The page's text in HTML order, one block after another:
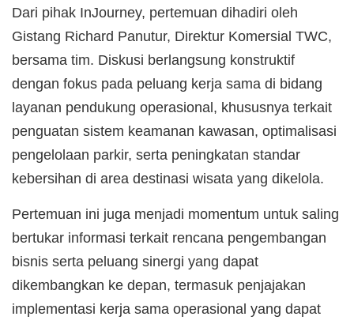
Dari pihak InJourney, pertemuan dihadiri oleh
Gistang Richard Panutur, Direktur Komersial TWC,
bersama tim. Diskusi berlangsung konstruktif
dengan fokus pada peluang kerja sama di bidang
layanan pendukung operasional, khususnya terkait
penguatan sistem keamanan kawasan, optimalisasi
pengelolaan parkir, serta peningkatan standar
kebersihan di area destinasi wisata yang dikelola.
Pertemuan ini juga menjadi momentum untuk saling
bertukar informasi terkait rencana pengembangan
bisnis serta peluang sinergi yang dapat
dikembangkan ke depan, termasuk penjajakan
implementasi kerja sama operasional yang dapat